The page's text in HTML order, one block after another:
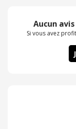
Aucun
Si vous avez